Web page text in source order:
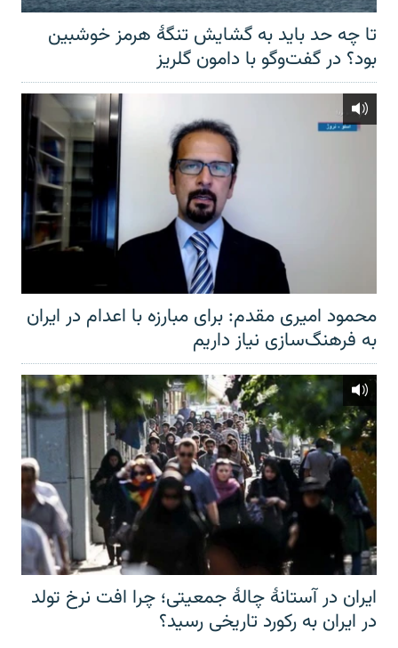
تا چه حد باید به گشایش تنگهٔ هرمز خوشبین
بود؟ در گفت‌وگو با دامون گلریز
محمود امیری مقدم: برای مبارزه با اعدام در ایران
به فرهنگ‌سازی نیاز داریم
ایران در آستانهٔ چالهٔ جمعیتی؛ چرا افت نرخ تولد
در ایران به رکورد تاریخی رسید؟